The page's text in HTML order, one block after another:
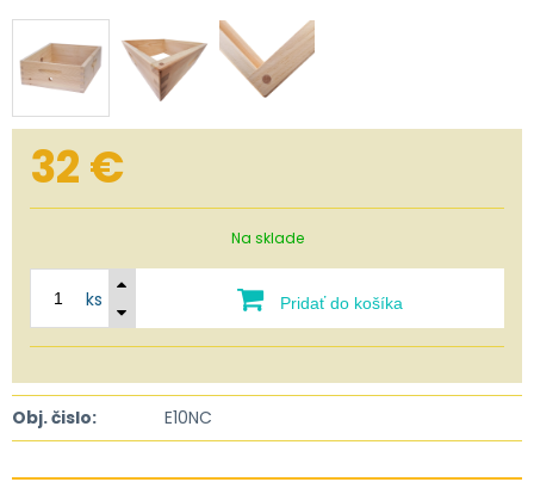
32€
Na sklade
ks Pridať do košíka
Obj. čislo: E10NC